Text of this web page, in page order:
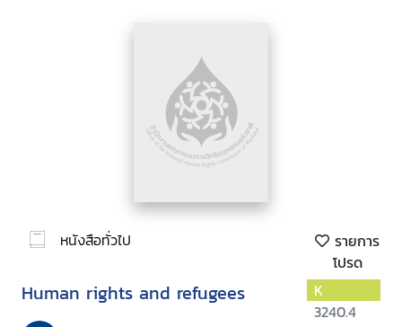
หนังสือทั่วไป
รายการ
โปรด
Human rights and refugees
K
3240.4